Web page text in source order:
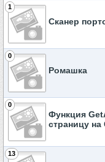
1
Сканер
0
Ромашка
0
Функция
страницу на
13